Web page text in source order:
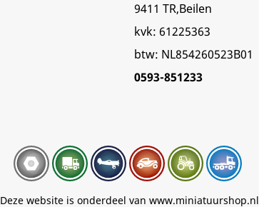
9411 TR,Beilen
kvk: 61225363
btw: NL854260523B01
0593-851233
Deze website is onderdeel van www.miniatuurshop.nl